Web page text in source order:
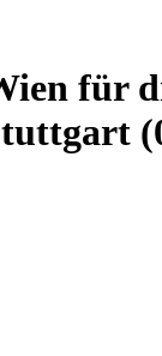
für